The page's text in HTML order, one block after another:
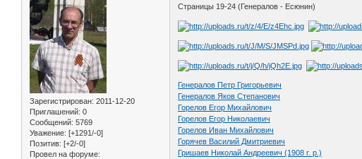
Зарегистрирован: 2011-12-20
Приглашений: 0
Сообщений: 5769
Уважение: [+1291/-0]
Позитив: [+2/-0]
Провел на форуме:
Страницы 19-24 (Генералов - Есюнин)
Генералов Петр Григорьевич
Генералов Яков Степанович
Горелов Егор Михайлович
Горелов Егор Николаевич
Горелов Иван Михайлович
Горячев Василий Дмитриевич
Гришаев Николай Андреевич (1908 г. р.)